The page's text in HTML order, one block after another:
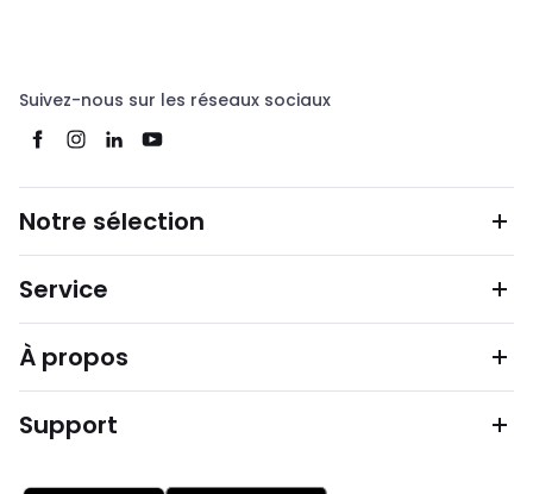
Suivez-nous sur les réseaux sociaux
Notre sélection
Service
À propos
Support